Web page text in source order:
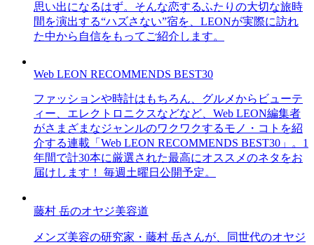
思い出になるはず。そんな恋するふたりの大切な旅時
間を演出する“ハズさない”宿を、LEONが実際に訪れ
た中から自信をもってご紹介します。
Web LEON RECOMMENDS BEST30
ファッションや時計はもちろん、グルメからビューテ
ィー、エレクトロニクスなどなど、Web LEON編集者
がさまざまなジャンルのワクワクするモノ・コトを紹
介する連載「Web LEON RECOMMENDS BEST30」。1
年間で計30本に厳選された最高にオススメのネタをお
届けします！ 毎週土曜日公開予定。
藤村 岳のオヤジ美容道
メンズ美容の研究家・藤村 岳さんが、同世代のオヤジ